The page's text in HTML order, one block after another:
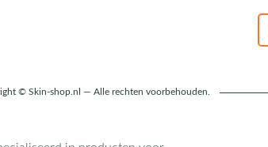
© Skin-shop.nl — Alle rechten voorbehouden.